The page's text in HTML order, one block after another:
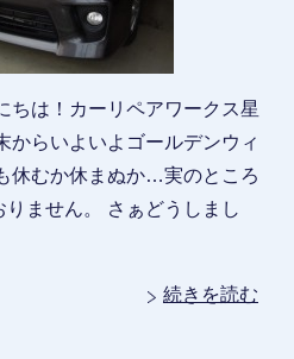
ちは！カーリペアワークス星
からいよいよゴールデンウィ
休むか休まぬか…実のところ
ません。 さぁどうしまし
続きを読む